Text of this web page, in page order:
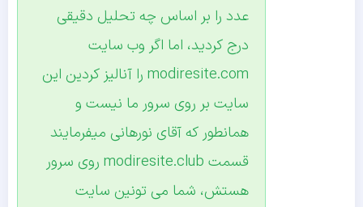
عدد را بر اساس چه تحلیل دقیقی
درج کردید، اما اگر وب سایت
modiresite.com را آنالیز کردین این
سایت بر روی سرور ما نیست و
همانطور که آقای نورهانی میفرمایند
قسمت modiresite.club روی سرور
هستش، شما می تونین سایت